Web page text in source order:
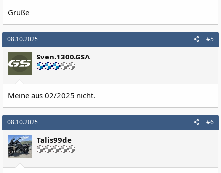
Grüße
08.10.2025 #5
Sven.1300.GSA
Meine aus 02/2025 nicht.
08.10.2025 #6
Talis99de